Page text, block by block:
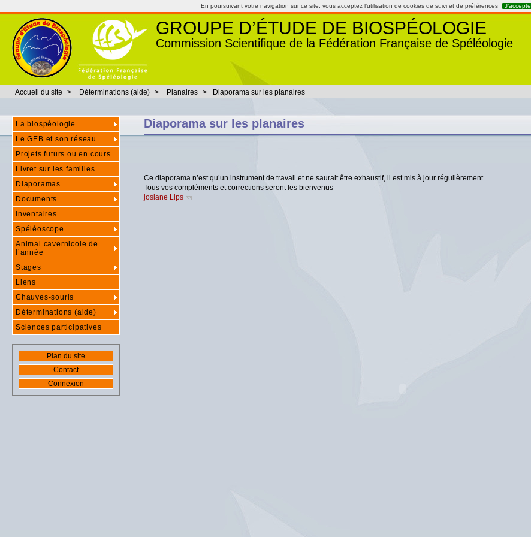
En poursuivant votre navigation sur ce site, vous acceptez l’utilisation de cookies de suivi et de préférences J’accepte
GROUPE D’ÉTUDE DE BIOSPÉOLOGIE
Commission Scientifique de la Fédération Française de Spéléologie
Accueil du site > Déterminations (aide) > Planaires > Diaporama sur les planaires
Diaporama sur les planaires
Ce diaporama n’est qu’un instrument de travail et ne saurait être exhaustif, il est mis à jour régulièrement.
Tous vos compléments et corrections seront les bienvenus
josiane Lips
La biospéologie
Le GEB et son réseau
Projets futurs ou en cours
Livret sur les familles
Diaporamas
Documents
Inventaires
Spéléoscope
Animal cavernicole de
l’année
Stages
Liens
Chauves-souris
Déterminations (aide)
Sciences participatives
Plan du site
Contact
Connexion